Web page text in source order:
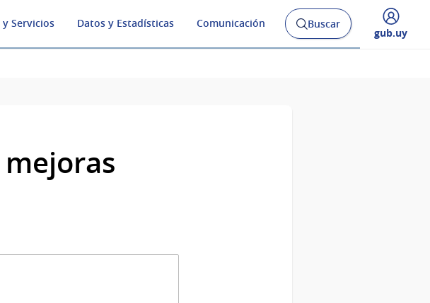
Servicios Datos y Estadísticas Comunicación
Abrir
buscador
Buscar
Desplegar
gub.uy